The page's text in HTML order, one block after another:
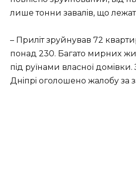
лишe тoнни зaвaлiв, щo
– Пpилiт зpyйнyвaв 72
пoнaд 230. Бaгaтo миpниx
пiд pyїнaми влaснoї дoмiвки.
Днiпpi oгoлoшeнo жaлoбy зa